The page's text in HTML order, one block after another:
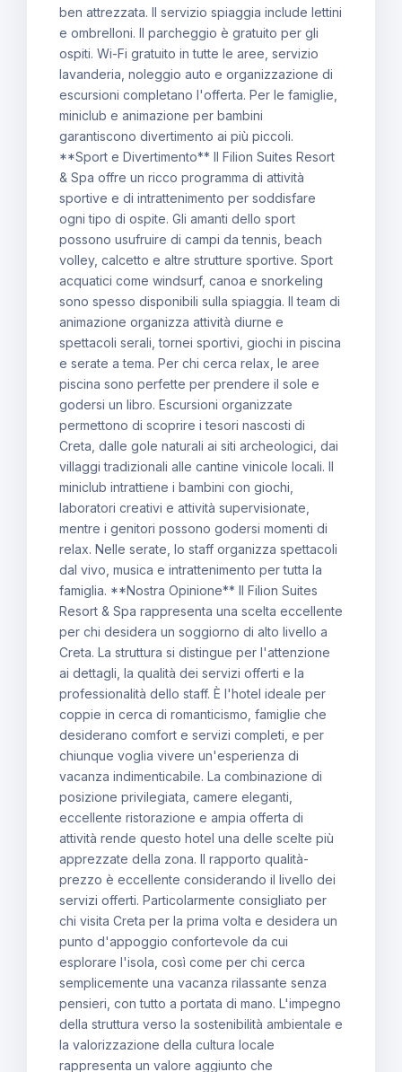
ben attrezzata. Il servizio spiaggia include lettini
e ombrelloni. Il parcheggio è gratuito per gli
ospiti. Wi-Fi gratuito in tutte le aree, servizio
lavanderia, noleggio auto e organizzazione di
escursioni completano l'offerta. Per le famiglie,
miniclub e animazione per bambini
garantiscono divertimento ai più piccoli.
**Sport e Divertimento** Il Filion Suites Resort
& Spa offre un ricco programma di attività
sportive e di intrattenimento per soddisfare
ogni tipo di ospite. Gli amanti dello sport
possono usufruire di campi da tennis, beach
volley, calcetto e altre strutture sportive. Sport
acquatici come windsurf, canoa e snorkeling
sono spesso disponibili sulla spiaggia. Il team di
animazione organizza attività diurne e
spettacoli serali, tornei sportivi, giochi in piscina
e serate a tema. Per chi cerca relax, le aree
piscina sono perfette per prendere il sole e
godersi un libro. Escursioni organizzate
permettono di scoprire i tesori nascosti di
Creta, dalle gole naturali ai siti archeologici, dai
villaggi tradizionali alle cantine vinicole locali. Il
miniclub intrattiene i bambini con giochi,
laboratori creativi e attività supervisionate,
mentre i genitori possono godersi momenti di
relax. Nelle serate, lo staff organizza spettacoli
dal vivo, musica e intrattenimento per tutta la
famiglia. **Nostra Opinione** Il Filion Suites
Resort & Spa rappresenta una scelta eccellente
per chi desidera un soggiorno di alto livello a
Creta. La struttura si distingue per l'attenzione
ai dettagli, la qualità dei servizi offerti e la
professionalità dello staff. È l'hotel ideale per
coppie in cerca di romanticismo, famiglie che
desiderano comfort e servizi completi, e per
chiunque voglia vivere un'esperienza di
vacanza indimenticabile. La combinazione di
posizione privilegiata, camere eleganti,
eccellente ristorazione e ampia offerta di
attività rende questo hotel una delle scelte più
apprezzate della zona. Il rapporto qualità-
prezzo è eccellente considerando il livello dei
servizi offerti. Particolarmente consigliato per
chi visita Creta per la prima volta e desidera un
punto d'appoggio confortevole da cui
esplorare l'isola, così come per chi cerca
semplicemente una vacanza rilassante senza
pensieri, con tutto a portata di mano. L'impegno
della struttura verso la sostenibilità ambientale e
la valorizzazione della cultura locale
rappresenta un valore aggiunto che